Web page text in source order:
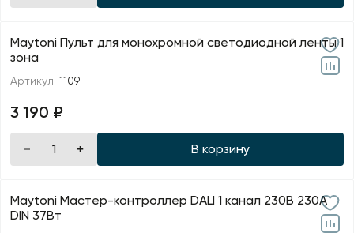
Maytoni Пульт для монохромной светодиодной ленты 1
зона
Артикул: 1109
3 190 ₽
В корзину
Maytoni Мастер-контроллер DALI 1 канал 230В 230А
DIN 37Вт